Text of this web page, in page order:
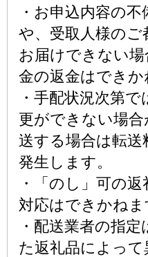
・お申込内容の不
や、受取人様の
お届けできない
金の返金はできか
・手配状況次第
更ができない場
送する場合は転送
発生します。
・「のし」可の
対応はできかねま
・配送業者の指
た返礼品によって